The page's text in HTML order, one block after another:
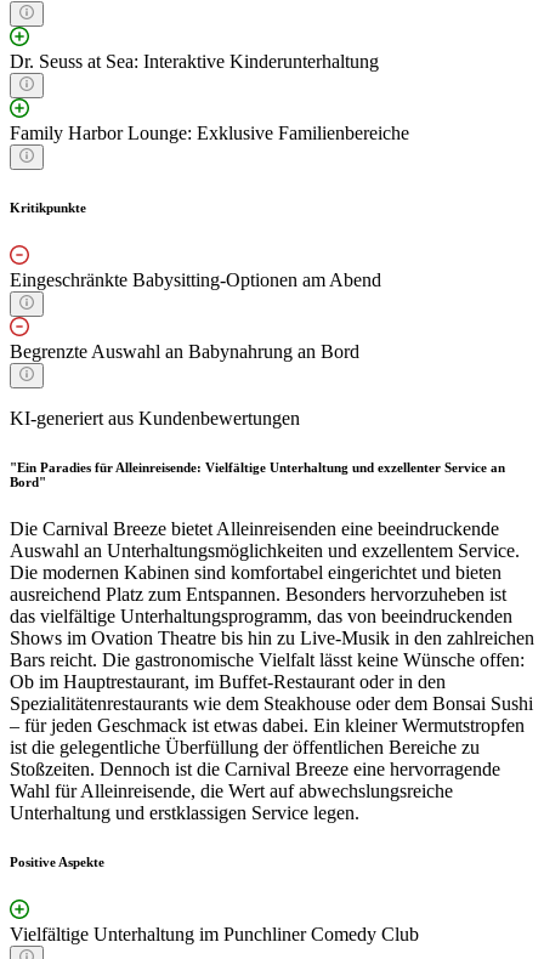
Dr. Seuss at Sea: Interaktive Kinderunterhaltung
Family Harbor Lounge: Exklusive Familienbereiche
Kritikpunkte
Eingeschränkte Babysitting-Optionen am Abend
Begrenzte Auswahl an Babynahrung an Bord
KI-generiert aus Kundenbewertungen
"Ein Paradies für Alleinreisende: Vielfältige Unterhaltung und exzellenter Service an
Bord"
Die Carnival Breeze bietet Alleinreisenden eine beeindruckende
Auswahl an Unterhaltungsmöglichkeiten und exzellentem Service.
Die modernen Kabinen sind komfortabel eingerichtet und bieten
ausreichend Platz zum Entspannen. Besonders hervorzuheben ist
das vielfältige Unterhaltungsprogramm, das von beeindruckenden
Shows im Ovation Theatre bis hin zu Live-Musik in den zahlreichen
Bars reicht. Die gastronomische Vielfalt lässt keine Wünsche offen:
Ob im Hauptrestaurant, im Buffet-Restaurant oder in den
Spezialitätenrestaurants wie dem Steakhouse oder dem Bonsai Sushi
– für jeden Geschmack ist etwas dabei. Ein kleiner Wermutstropfen
ist die gelegentliche Überfüllung der öffentlichen Bereiche zu
Stoßzeiten. Dennoch ist die Carnival Breeze eine hervorragende
Wahl für Alleinreisende, die Wert auf abwechslungsreiche
Unterhaltung und erstklassigen Service legen.
Positive Aspekte
Vielfältige Unterhaltung im Punchliner Comedy Club